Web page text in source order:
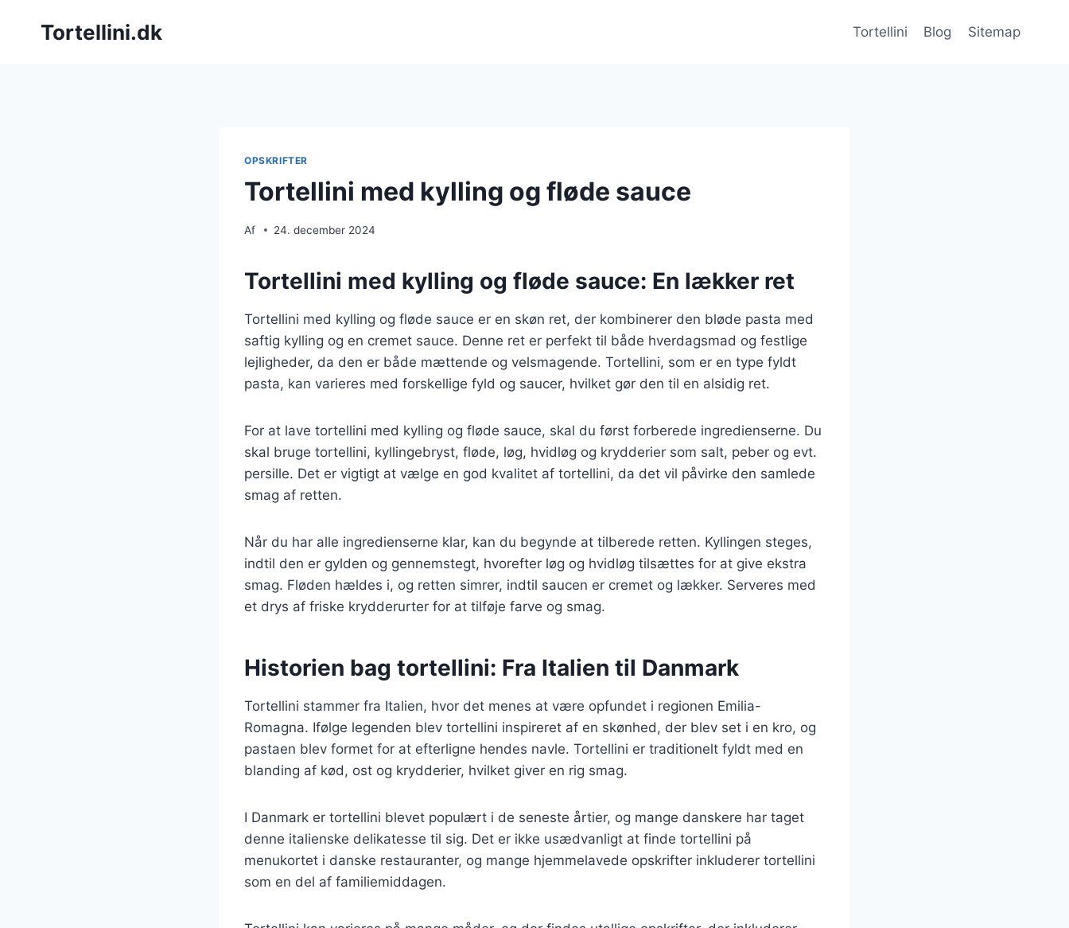
Tortellini.dk Tortellini Blog Sitemap
OPSKRIFTER
Tortellini med kylling og fløde sauce
Af 24. december 2024
Tortellini med kylling og fløde sauce: En lækker ret
Tortellini med kylling og fløde sauce er en skøn ret, der kombinerer den bløde pasta med
saftig kylling og en cremet sauce. Denne ret er perfekt til både hverdagsmad og festlige
lejligheder, da den er både mættende og velsmagende. Tortellini, som er en type fyldt
pasta, kan varieres med forskellige fyld og saucer, hvilket gør den til en alsidig ret.
For at lave tortellini med kylling og fløde sauce, skal du først forberede ingredienserne. Du
skal bruge tortellini, kyllingebryst, fløde, løg, hvidløg og krydderier som salt, peber og evt.
persille. Det er vigtigt at vælge en god kvalitet af tortellini, da det vil påvirke den samlede
smag af retten.
Når du har alle ingredienserne klar, kan du begynde at tilberede retten. Kyllingen steges,
indtil den er gylden og gennemstegt, hvorefter løg og hvidløg tilsættes for at give ekstra
smag. Fløden hældes i, og retten simrer, indtil saucen er cremet og lækker. Serveres med
et drys af friske krydderurter for at tilføje farve og smag.
Historien bag tortellini: Fra Italien til Danmark
Tortellini stammer fra Italien, hvor det menes at være opfundet i regionen Emilia-
Romagna. Ifølge legenden blev tortellini inspireret af en skønhed, der blev set i en kro, og
pastaen blev formet for at efterligne hendes navle. Tortellini er traditionelt fyldt med en
blanding af kød, ost og krydderier, hvilket giver en rig smag.
I Danmark er tortellini blevet populært i de seneste årtier, og mange danskere har taget
denne italienske delikatesse til sig. Det er ikke usædvanligt at finde tortellini på
menukortet i danske restauranter, og mange hjemmelavede opskrifter inkluderer tortellini
som en del af familiemiddagen.